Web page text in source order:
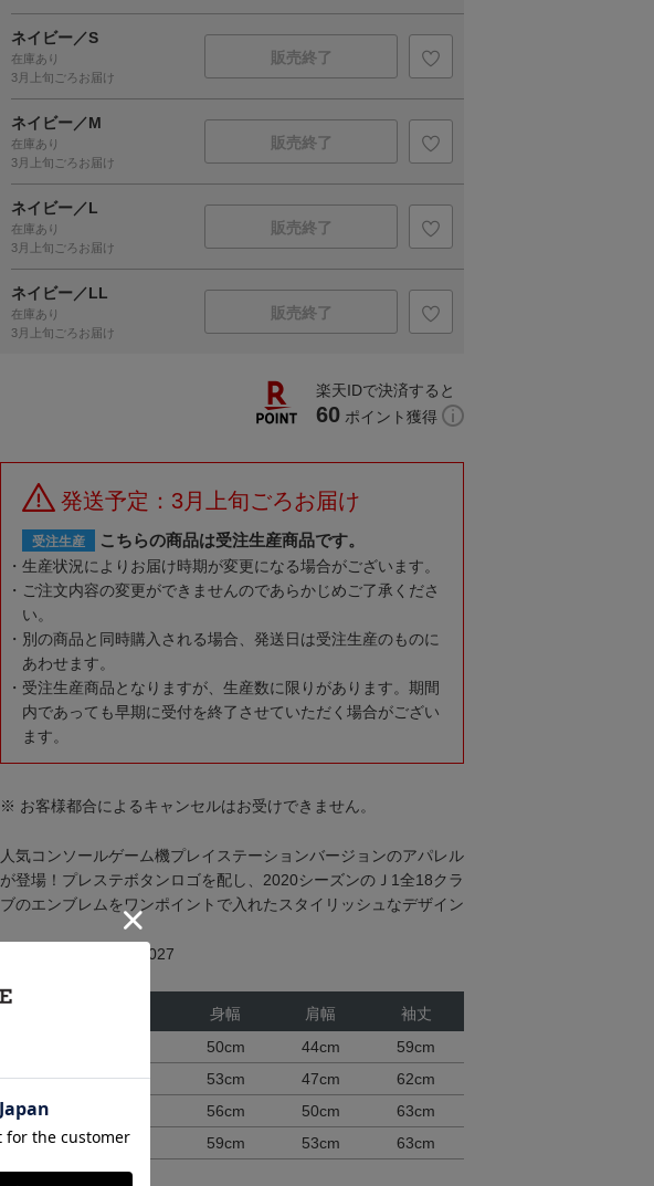
ネイビー／S
在庫あり
3月上旬ごろお届け
販売終了
ネイビー／M
在庫あり
3月上旬ごろお届け
販売終了
ネイビー／L
在庫あり
3月上旬ごろお届け
販売終了
ネイビー／LL
在庫あり
3月上旬ごろお届け
販売終了
楽天IDで決済すると
60 ポイント獲得
発送予定：3月上旬ごろお届け
受注生産 こちらの商品は受注生産商品です。
生産状況によりお届け時期が変更になる場合がございます。
ご注文内容の変更ができませんのであらかじめご了承くださ
い。
別の商品と同時購入される場合、発送日は受注生産のものに
あわせます。
受注生産商品となりますが、生産数に限りがあります。期間
内であっても早期に受付を終了させていただく場合がござい
ます。
※ お客様都合によるキャンセルはお受けできません。
人気コンソールゲーム機プレイステーションバージョンのアパレル
が登場！プレステボタンロゴを配し、2020シーズンのＪ1全18クラ
ブのエンブレムをワンポイントで入れたスタイリッシュなデザイン
メーカー品番：kr000027
身幅 肩幅
袖丈
50cm 44cm
59cm
M
67cm 53cm 47cm
62cm
L
56cm 50cm
63cm
LL
73cm 59cm 53cm 63cm